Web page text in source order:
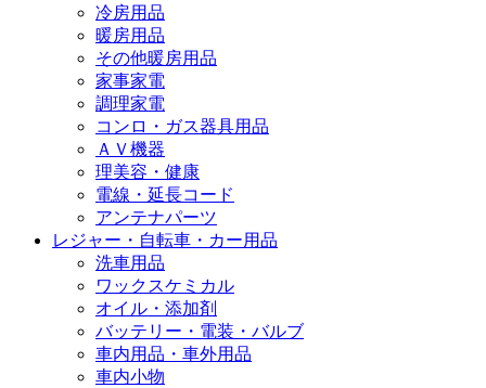
冷房用品
暖房用品
その他暖房用品
家事家電
調理家電
コンロ・ガス器具用品
ＡＶ機器
理美容・健康
電線・延長コード
アンテナパーツ
レジャー・自転車・カー用品
洗車用品
ワックスケミカル
オイル・添加剤
バッテリー・電装・バルブ
車内用品・車外用品
車内小物